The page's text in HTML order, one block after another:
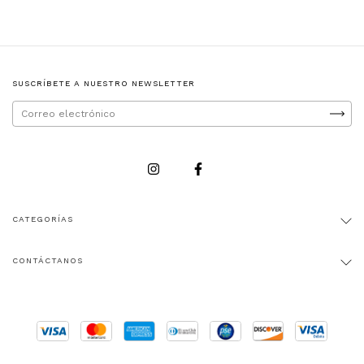
SUSCRÍBETE A NUESTRO NEWSLETTER
CATEGORÍAS
CONTÁCTANOS